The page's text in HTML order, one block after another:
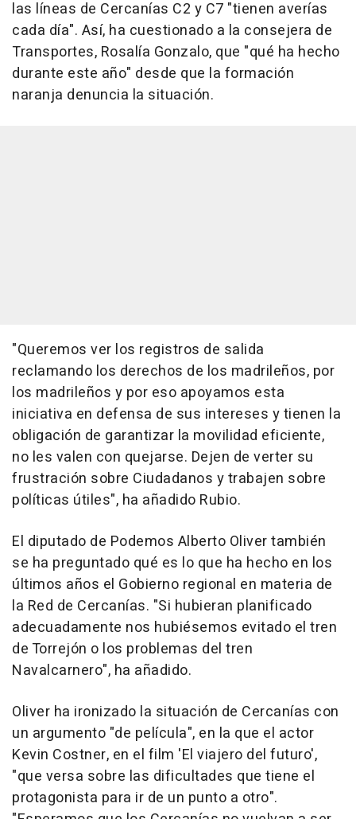
las líneas de Cercanías C2 y C7 "tienen averías
cada día". Así, ha cuestionado a la consejera de
Transportes, Rosalía Gonzalo, que "qué ha hecho
durante este año" desde que la formación
naranja denuncia la situación.
"Queremos ver los registros de salida
reclamando los derechos de los madrileños, por
los madrileños y por eso apoyamos esta
iniciativa en defensa de sus intereses y tienen la
obligación de garantizar la movilidad eficiente,
no les valen con quejarse. Dejen de verter su
frustración sobre Ciudadanos y trabajen sobre
políticas útiles", ha añadido Rubio.
El diputado de Podemos Alberto Oliver también
se ha preguntado qué es lo que ha hecho en los
últimos años el Gobierno regional en materia de
la Red de Cercanías. "Si hubieran planificado
adecuadamente nos hubiésemos evitado el tren
de Torrejón o los problemas del tren
Navalcarnero", ha añadido.
Oliver ha ironizado la situación de Cercanías con
un argumento "de película", en la que el actor
Kevin Costner, en el film 'El viajero del futuro',
"que versa sobre las dificultades que tiene el
protagonista para ir de un punto a otro".